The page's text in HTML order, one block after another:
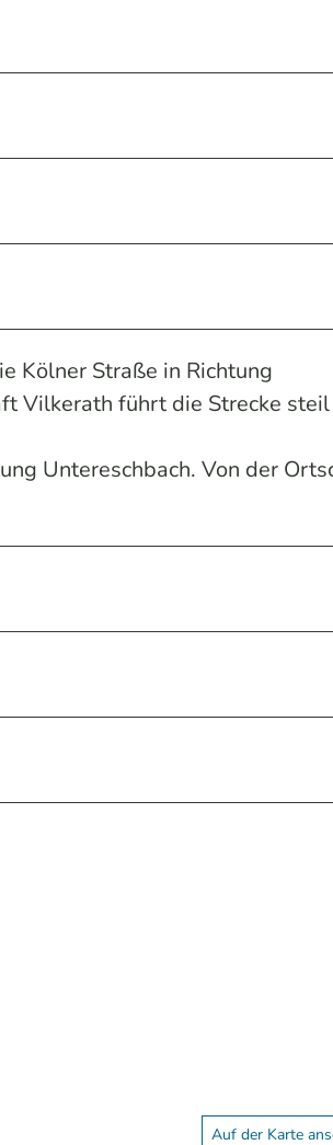
Kölner Straße in Richtung
Vilkerath führt die Strecke steil
Untereschbach. Von der
Auf der Karte